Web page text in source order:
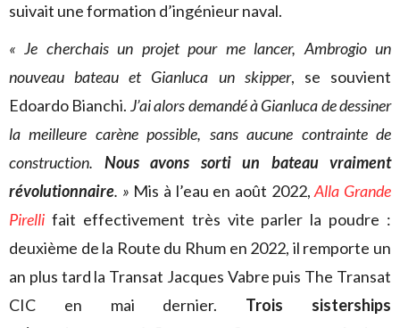
suivait une formation d’ingénieur naval.
« Je cherchais un projet pour me lancer, Ambrogio un
nouveau bateau et Gianluca un skipper, se souvient
Edoardo Bianchi. J’ai alors demandé à Gianluca de dessiner
la meilleure carène possible, sans aucune contrainte de
construction.
Nous avons sorti un bateau vraiment
révolutionnaire. » Mis à l’eau en août 2022,Alla Grande
Pirelli fait effectivement très vite parler la poudre :
deuxième de la Route du Rhum en 2022, il remporte un
an plus tard la Transat Jacques Vabre puis The Transat
CIC en mai dernier. Trois sisterships